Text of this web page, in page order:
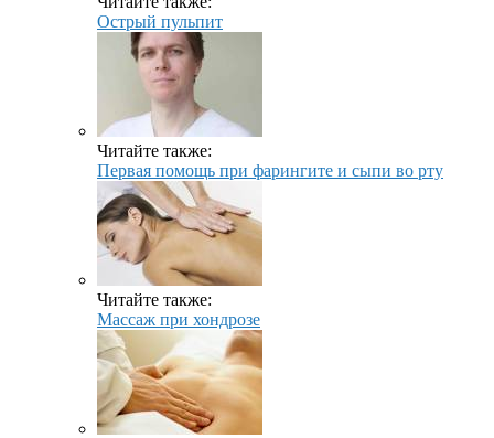
Острый пульпит
Читайте также:
Первая помощь при фарингите и сыпи во рту
Читайте также:
Массаж при хондрозе